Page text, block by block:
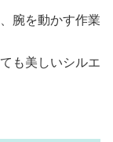
腕を動かす作業
も美しいシルエ